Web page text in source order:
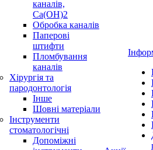
каналів,
Ca(OH)2
Обробка каналів
Паперові
штифти
Пломбування
каналів
Хірургія та
пародонтологія
Інше
Шовні матеріали
Інструменти
стоматологічні
Допоміжні